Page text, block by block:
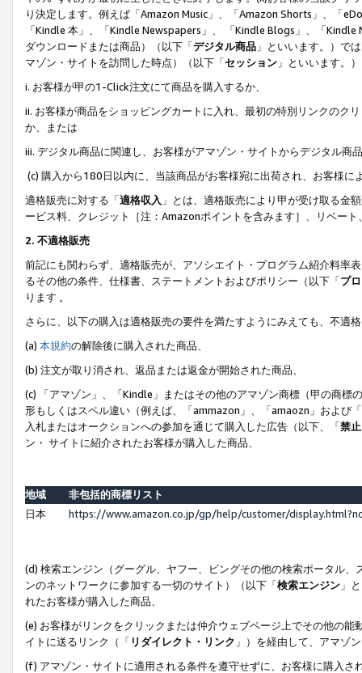
り決定します。例えば「Amazon Music」、「Amazon Shorts」、「
「Kindle 本」、「Kindle Newspapers」、 「Kindle Blogs」、「
ダウンロードまたは商品）（以下「デジタル商品 」といいます。）で
マゾン・サイトを訪問した時点）（以下「セッション 」といいます。
i. お客様が甲の1-Click注文にて商品を購入するか、
ii. お客様が商品をショッピングカートに入れ、最初の特別リンクのク
か、または
iii. デジタル商品に関連し、お客様がアマゾン・サイトからデジタル
(c) 購入から180日以内に、当該商品がお客様宛に出荷され、お客様
適格販売に対する「適格収入 」とは、適格販売により甲が受け取る金
ービス料、クレジット［注：Amazonポイントを含みます］、リベー
2. 不適格販売
前記にも関わらず、適格販売が、アソシエイト・プログラム紹介料率
るその他の条件、仕様書、ステートメントおよびポリシー（以下「プ
ります 。
さらに、以下の購入は適格販売の要件を満たすようにみえても、不適
(a) 本規約の解除後に購入された商品、
(b) 注文が取り消され、返品または返金が開始された商品、
(c) 「アマゾン」、「Kindle」またはその他のアマゾン商標（甲の商
形もしくはスペル違い（例えば、「ammazon」、「amaozn」および
入札またはオークションへの参加を通じて購入した広告（以下、「禁
ン・ サイトに紹介されたお客様が購入した商品、
地域
非包括的商標リスト
日本
https://www.amazon.co.jp/gp/help/customer/
(d) 検索エンジン（グーグル、ヤフー、ビングその他の検索ポータル
ンのネットワークに参加する一切のサイト）（以下「検索エンジン 」
れたお客様が購入した商品、
(e) お客様がリンクをクリックまたは仲介ウェブページ上でその他の
イトに送るリンク（「 リダイレクト・リンク 」）を経由して、アマゾ
(f) アマゾン・サイトに適用される条件を遵守せずに、お客様に購入さ